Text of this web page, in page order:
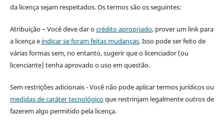
da licença sejam respeitados. Os termos são os seguintes:
Atribuição – Você deve dar ocrédito apropriado, prover um link para
a licença e indicar se foram feitas mudanças. Isso pode ser feito de
várias formas sem, no entanto, sugerir que o licenciador (ou
licenciante) tenha aprovado o uso em questão.
Sem restrições adicionais - Você não pode aplicar termos jurídicos ou
medidas de caráter tecnológicoque restrinjam legalmente outros de
fazerem algo permitido pela licença.